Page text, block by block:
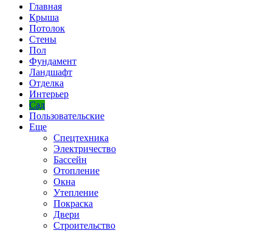
Главная
Крыша
Потолок
Стены
Пол
Фундамент
Ландшафт
Отделка
Интерьер
Сад
Пользовательские
Еще
Спецтехника
Электричество
Бассейн
Отопление
Окна
Утепление
Покраска
Двери
Строительство